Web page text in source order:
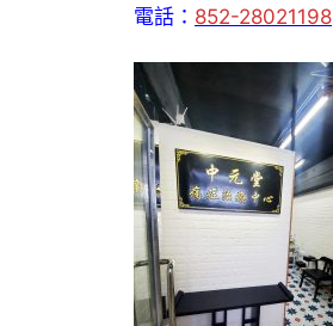
電話： 852-28021198